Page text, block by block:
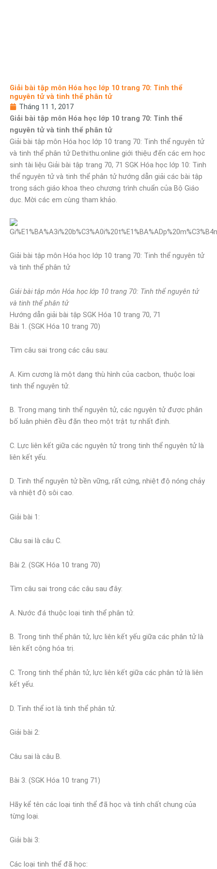
Giải bài tập môn Hóa học lớp 10 trang 70: Tinh thể
nguyên tử và tinh thể phân tử
Tháng 11 1, 2017
Giải bài tập môn Hóa học lớp 10 trang 70: Tinh thể
nguyên tử và tinh thể phân tử
Giải bài tập môn Hóa học lớp 10 trang 70: Tinh thể nguyên tử
và tinh thể phân tử Dethithu.online giới thiệu đến các em học
sinh tài liệu Giải bài tập trang 70, 71 SGK Hóa học lớp 10: Tinh
thể nguyên tử và tinh thể phân tử hướng dẫn giải các bài tập
trong sách giáo khoa theo chương trình chuẩn của Bộ Giáo
dục. Mời các em cùng tham khảo.
Giải bài tập môn Hóa học lớp 10 trang 70: Tinh thể nguyên tử
và tinh thể phân tử
Giải bài tập môn Hóa học lớp 10 trang 70: Tinh thể nguyên tử
và tinh thể phân tử
Hướng dẫn giải bài tập SGK Hóa 10 trang 70, 71
Bài 1. (SGK Hóa 10 trang 70)
Tìm câu sai trong các câu sau:
A. Kim cương là một dạng thù hình của cacbon, thuộc loại
tinh thể nguyên tử.
B. Trong mạng tinh thể nguyên tử, các nguyên tử được phân
bố luân phiên đều đặn theo một trật tự nhất định.
C. Lực liên kết giữa các nguyên tử trong tinh thể nguyên tử là
liên kết yếu.
D. Tinh thể nguyên tử bền vững, rất cứng, nhiệt độ nóng chảy
và nhiệt độ sôi cao.
Giải bài 1:
Câu sai là câu C.
Bài 2. (SGK Hóa 10 trang 70)
Tìm câu sai trong các câu sau đây:
A. Nước đá thuộc loại tinh thể phân tử.
B. Trong tinh thể phân tử, lực liên kết yếu giữa các phân tử là
liên kết cộng hóa trị.
C. Trong tinh thể phân tử, lực liên kết giữa các phân tử là liên
kết yếu.
D. Tinh thể iot là tinh thể phân tử.
Giải bài 2:
Câu sai là câu B.
Bài 3. (SGK Hóa 10 trang 71)
Hãy kể tên các loại tinh thể đã học và tính chất chung của
từng loại.
Giải bài 3:
Các loại tinh thể đã học: